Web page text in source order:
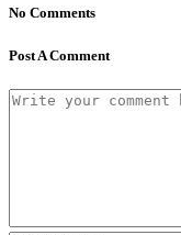
No Comments
Post A Comment